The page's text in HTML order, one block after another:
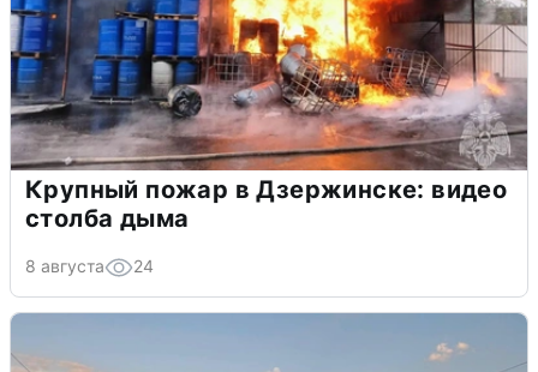
Крупный пожар в Дзержинске: видео
столба дыма
8 августа 24